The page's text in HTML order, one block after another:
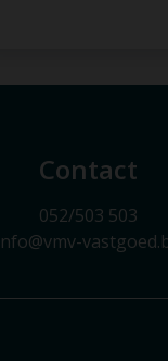
Contact
052/503 503